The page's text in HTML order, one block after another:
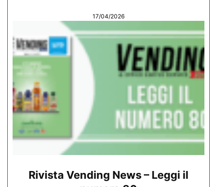
17/04/2026
Rivista Vending News – Leggi il